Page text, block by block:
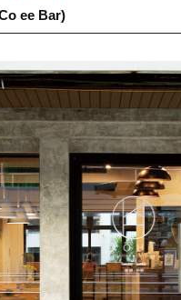
ee Bar)